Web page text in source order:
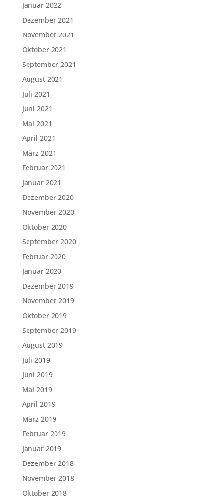
Januar 2022
Dezember 2021
November 2021
Oktober 2021
September 2021
August 2021
Juli 2021
Juni 2021
Mai 2021
April 2021
März 2021
Februar 2021
Januar 2021
Dezember 2020
November 2020
Oktober 2020
September 2020
Februar 2020
Januar 2020
Dezember 2019
November 2019
Oktober 2019
September 2019
August 2019
Juli 2019
Juni 2019
Mai 2019
April 2019
März 2019
Februar 2019
Januar 2019
Dezember 2018
November 2018
Oktober 2018